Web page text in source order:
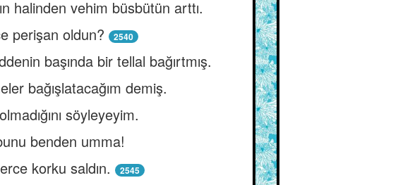
halinden vehim büsbütün arttı.
perişan oldun?
2540
başında bir tellal bağırtmış.
bağışlatacağım demiş.
söyleyeyim.
benden umma!
korku saldın.
2545